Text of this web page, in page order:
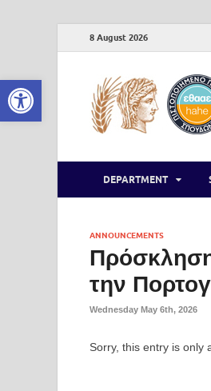
Open toolbar
8 August 2026
DEPARTMENT
ANNOUNCEMENTS
την
Wednesday May 6th, 2026
Sorry, this entry is only